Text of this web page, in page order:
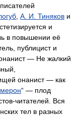
, А. И. Тиняков и
и
в повышении её
публицист и
— Не жалкий
онанист — как
“ — плод
читателей. Вся
тел в разных